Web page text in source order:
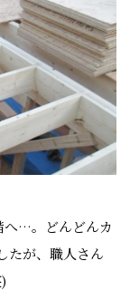
へ…。どんどんカ
たが、職人さん